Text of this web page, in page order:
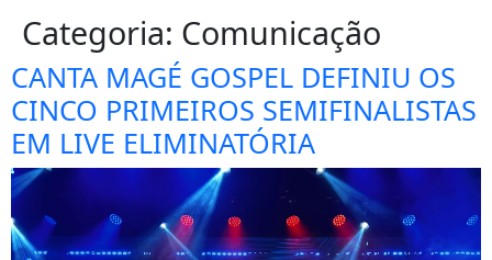
Categoria: Comunicação
CANTA MAGÉ GOSPEL DEFINIU OS
CINCO PRIMEIROS SEMIFINALISTAS
EM LIVE ELIMINATÓRIA